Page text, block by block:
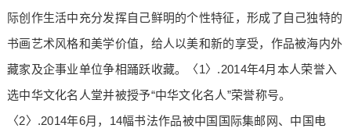
际创作生活中充分发挥自己鲜明的个性特征，形成了自己独特的
书画艺术风格和美学价值，给人以美和新的享受，作品被海内外
藏家及企事业单位争相踊跃收藏。〈1〉.2014年4月本人荣誉入
选中华文化名人堂并被授予“中华文化名人”荣誉称号。
〈2〉.2014年6月，14幅书法作品被中国国际集邮网、中国电